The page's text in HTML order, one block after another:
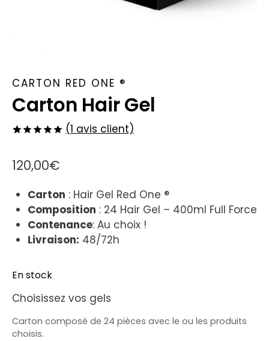
CARTON RED ONE ®
Carton Hair Gel
sur
notation
(1 avis client)
120,00€
Carton : Hair Gel Red One ®
Composition : 24 Hair Gel – 400ml Full Force
Contenance: Au choix !
Livraison: 48/72h
En stock
Choisissez vos gels
Carton composé de 24 pièces avec le ou les produits
choisis.